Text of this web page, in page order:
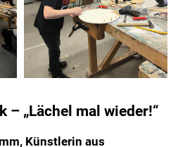
– „Lächel mal wieder!“
Künstlerin aus